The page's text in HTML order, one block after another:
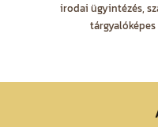
irodai ügyintézés,